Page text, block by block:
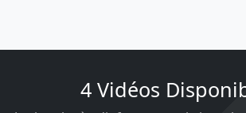
4 Vidéos